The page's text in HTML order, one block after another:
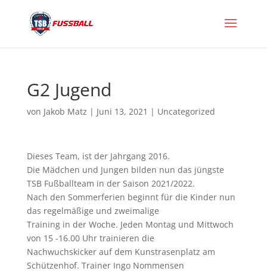
G2 Jugend
von Jakob Matz | Juni 13, 2021 | Uncategorized
Dieses Team, ist der Jahrgang 2016.
Die Mädchen und Jungen bilden nun das jüngste
TSB Fußballteam in der Saison 2021/2022.
Nach den Sommerferien beginnt für die Kinder nun
das regelmäßige und zweimalige
Training in der Woche. Jeden Montag und Mittwoch
von 15 -16.00 Uhr trainieren die
Nachwuchskicker auf dem Kunstrasenplatz am
Schützenhof. Trainer Ingo Nommensen